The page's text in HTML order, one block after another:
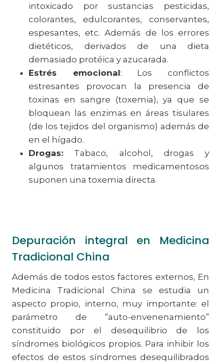
intoxicado por sustancias pesticidas,
colorantes, edulcorantes, conservantes,
espesantes, etc. Además de los errores
dietéticos, derivados de una dieta
demasiado protéica y azucarada.
Estrés emocional: Los conflictos
estresantes provocan la presencia de
toxinas en sangre (toxemia), ya que se
bloquean las enzimas en áreas tisulares
(de los tejidos del organismo) además de
en el hígado.
Drogas: Tabaco, alcohol, drogas y
algunos tratamientos medicamentosos
suponen una toxemia directa.
Depuración integral en Medicina
Tradicional China
Además de todos estos factores externos, En
Medicina Tradicional China se estudia un
aspecto propio, interno, muy importante: el
parámetro de “auto-envenenamiento”
constituido por el desequilibrio de los
síndromes biológicos propios. Para inhibir los
efectos de estos síndromes desequilibrados